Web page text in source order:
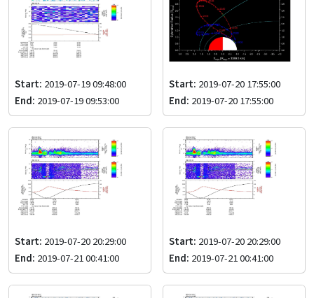
Start: 2019-07-19 09:48:00
End: 2019-07-19 09:53:00
Start: 2019-07-20 17:55:00
End: 2019-07-20 17:55:00
Start: 2019-07-20 20:29:00
End: 2019-07-21 00:41:00
Start: 2019-07-20 20:29:00
End: 2019-07-21 00:41:00